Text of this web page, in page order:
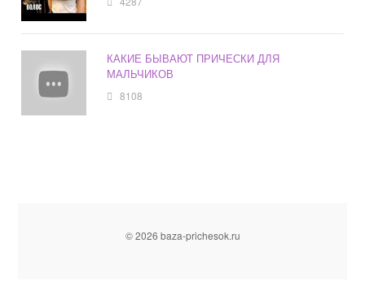
КАКИЕ БЫВАЮТ ПРИЧЕСКИ ДЛЯ
МАЛЬЧИКОВ
8108
© 2026 baza-prichesok.ru